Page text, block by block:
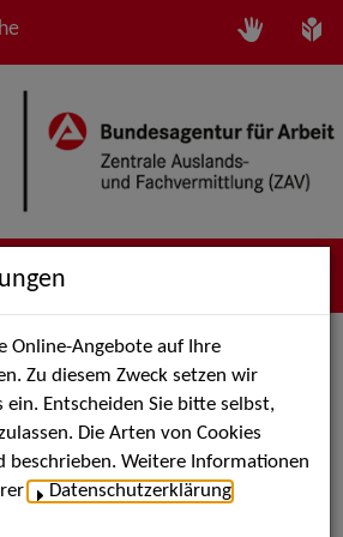
als PDF speichern
Bühne
Online-Angebote auf Ihre
Zu diesem Zweck setzen wir
ein. Entscheiden Sie bitte selbst,
Die Arten von Cookies
beschrieben. Weitere Informationen
Datenschutzerklärung